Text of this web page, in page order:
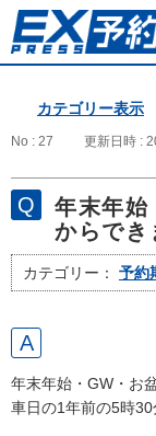
カテゴリー表示
No : 27 更新日時 :
年末年始
からでき
カテゴリー： 予約
年末年始・GW・お
車日の1年前の5時30